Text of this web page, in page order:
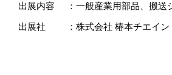
出展内容
： 一般産業用部品、搬送
出展社
： 株式会社 椿本チエイン